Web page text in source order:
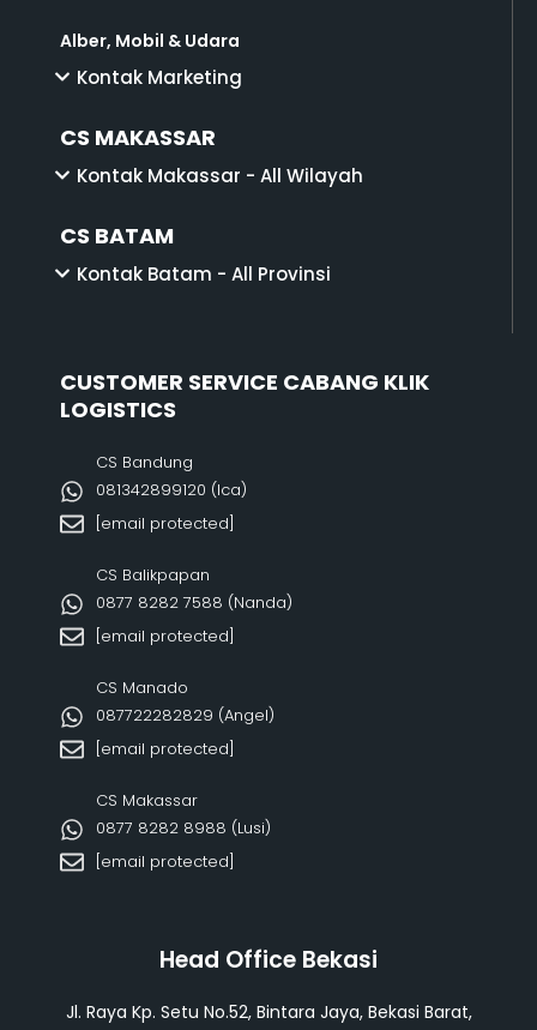
Alber, Mobil & Udara
Kontak Marketing
CS MAKASSAR
Kontak Makassar - All Wilayah
CS BATAM
Kontak Batam - All Provinsi
CUSTOMER SERVICE CABANG KLIK
LOGISTICS
CS Bandung
081342899120‬ (Ica)
[email protected]
CS Balikpapan
0877 8282 7588 (Nanda)
[email protected]
CS Manado
087722282829 (Angel)
[email protected]
CS Makassar
0877 8282 8988 (Lusi)
[email protected]
Head Office Bekasi
Jl. Raya Kp. Setu No.52, Bintara Jaya, Bekasi Barat,